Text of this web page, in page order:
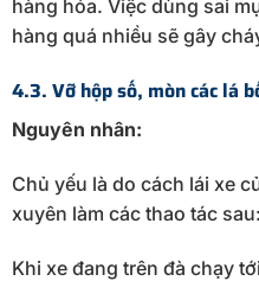
hàng hóa. Việc dùng sai
hàng quá nhiều sẽ gây
4.3. Vỡ hộp số, mòn các lá
Nguyên nhân:
Chủ yếu là do cách lái xe
xuyên làm các thao tác sau:
Khi xe đang trên đà chạy